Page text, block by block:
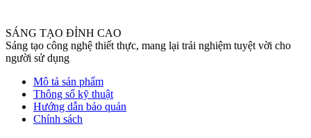
SÁNG TẠO ĐỈNH CAO
Sáng tạo công nghệ thiết thực, mang lại trải nghiệm tuyệt vời cho
người sử dụng
Mô tả sản phẩm
Thông số kỹ thuật
Hướng dẫn bảo quản
Chính sách